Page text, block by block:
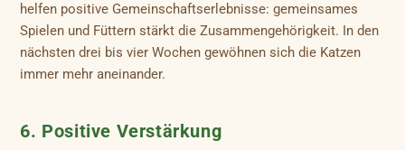
helfen positive Gemeinschaftserlebnisse: gemeinsames
Spielen und Füttern stärkt die Zusammengehörigkeit. In den
nächsten drei bis vier Wochen gewöhnen sich die Katzen
immer mehr aneinander.
6. Positive Verstärkung